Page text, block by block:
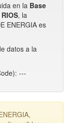
en la Base
, la
ENERGIA es
datos a la
---